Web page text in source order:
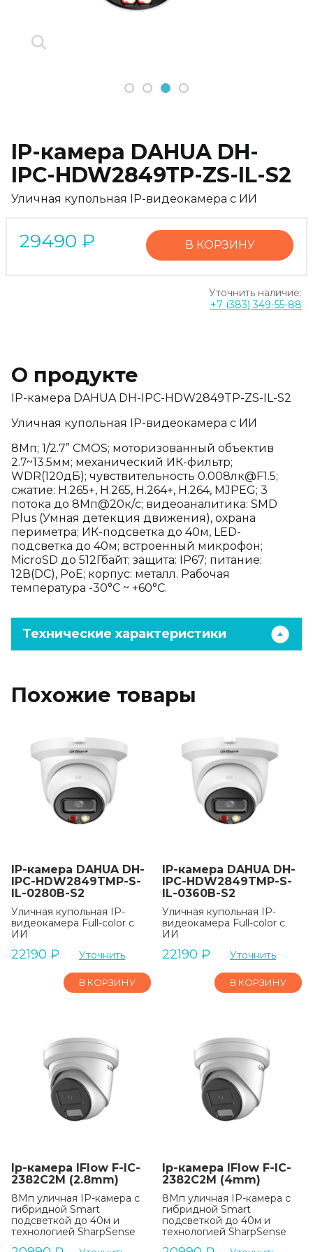
1 2 3 4
IP-камера DAHUA DH-
IPC-HDW2849TP-ZS-IL-S2
Уличная купольная IP-видеокамера с ИИ
29490 ₽ В КОРЗИНУ
Уточнить наличие:
+7 (383) 349-55-88
О продукте
IP-камера DAHUA DH-IPC-HDW2849TP-ZS-IL-S2
Уличная купольная IP-видеокамера с ИИ
8Мп; 1/2.7” CMOS; моторизованный объектив
2.7~13.5мм; механический ИК-фильтр;
WDR(120дБ); чувствительность 0.008лк@F1.5;
сжатие: H.265+, H.265, H.264+, H.264, MJPEG; 3
потока до 8Мп@20к/с; видеоаналитика: SMD
Plus (Умная детекция движения), охрана
периметра; ИК-подсветка до 40м, LED-
подсветка до 40м; встроенный микрофон;
MicroSD до 512Гбайт; защита: IP67; питание:
12В(DC), PoE; корпус: металл. Рабочая
температура -30°C ~ +60°C.
Технические характеристики
Похожие товары
IP-камера DAHUA DH-
IPC-HDW2849TMP-S-
IL-0280B-S2
Уличная купольная IP-
видеокамера Full-color с
ИИ
22190 ₽ Уточнить
В КОРЗИНУ
IP-камера DAHUA DH-
IPC-HDW2849TMP-S-
IL-0360B-S2
Уличная купольная IP-
видеокамера Full-color с
ИИ
22190 ₽ Уточнить
В КОРЗИНУ
Ip-камера IFlow F-IC-
2382C2M (2.8mm)
8Мп уличная IP-камера с
гибридной Smart
подсветкой до 40м и
технологией SharpSense
Ip-камера IFlow F-IC-
2382C2M (4mm)
8Мп уличная IP-камера с
гибридной Smart
подсветкой до 40м и
технологией SharpSense